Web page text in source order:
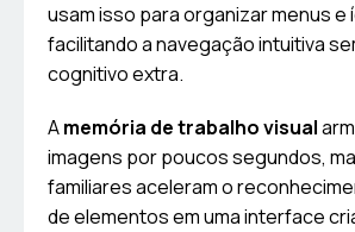
usam isso para organizar menus e
facilitando a navegação intuitiva
cognitivo extra.
Amemória de trabalho visual
imagens por poucos segundos,
familiares aceleram o
de elementos em uma interface